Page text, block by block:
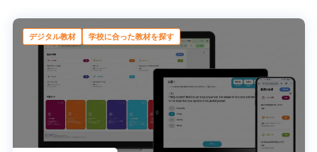
デジタル教材 学校に合った教材を探す